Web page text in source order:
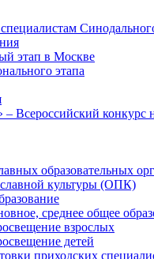
специалистам
этап в Москве
этапа
Всероссийский конкурс
образовательных
культуры (ОПК)
среднее общее
взрослых
детей
приходских